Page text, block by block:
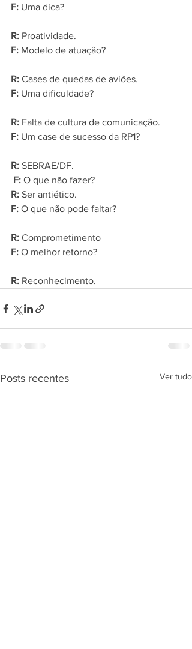
F: Uma dica?
R: Proatividade.
F: Modelo de atuação?
R: Cases de quedas de aviões.
F: Uma dificuldade?
R: Falta de cultura de comunicação.
F: Um case de sucesso da RP1?
R: SEBRAE/DF.
F: O que não fazer?
R: Ser antiético.
F: O que não pode faltar?
R: Comprometimento
F: O melhor retorno?
R: Reconhecimento.
Posts recentes Ver tudo